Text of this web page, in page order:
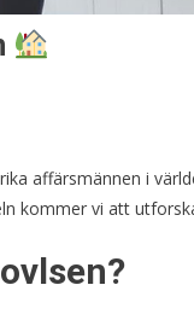
affärsmännen i
kommer vi att